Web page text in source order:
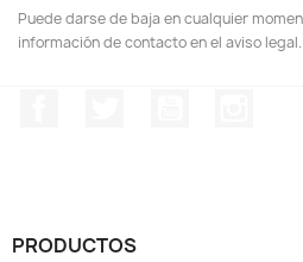
Puede darse de baja en cualquier
información de contacto en el aviso legal.
PRODUCTOS